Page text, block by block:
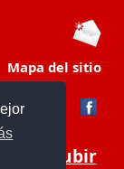
Mapa del sitio
Subir